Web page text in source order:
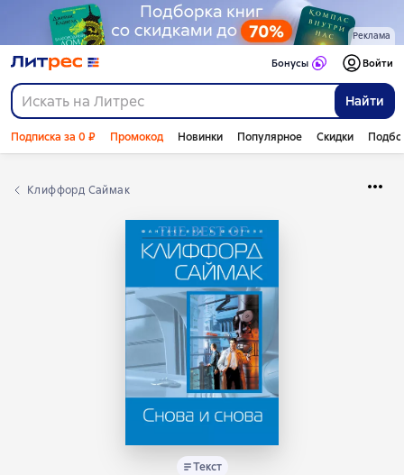
Реклама
Найти
Бонусы Войти
Подписка за 0 ₽ Промокод Новинки Популярное Скидки
Клиффорд Саймак
Текст